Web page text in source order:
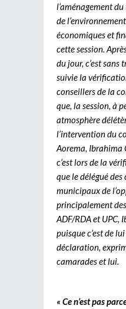
l’aménagement
de
économiques et
cette session.
du jour, c’est sans
suivie la
conseillers de la
que, la session, à
atmosphère
l’intervention du
Aorema, Ibrahima
c’est lors de la
que le délégué des
municipaux de
principalement
ADF/RDA et UPC,
puisque c’est de
déclaration,
camarades et lui.
« Ce n’est pas